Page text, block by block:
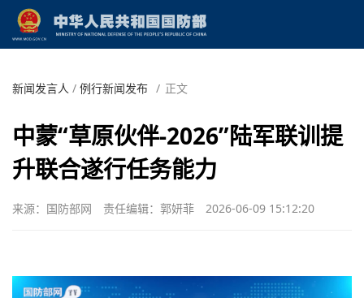
新闻发言人 / 例行新闻发布 / 正文
中蒙“草原伙伴-2026”陆军联训提
升联合遂行任务能力
来源：国防部网 责任编辑：郭妍菲 2026-06-09 15:12:20